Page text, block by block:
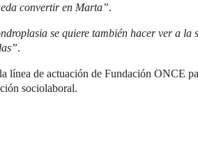
convertir en Marta”.
se quiere también hacer ver a
.
línea de actuación de Fundación ONCE
sociolaboral.